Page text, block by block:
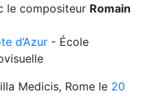
le compositeur Romain
d’Azur - École
Medicis, Rome le 20